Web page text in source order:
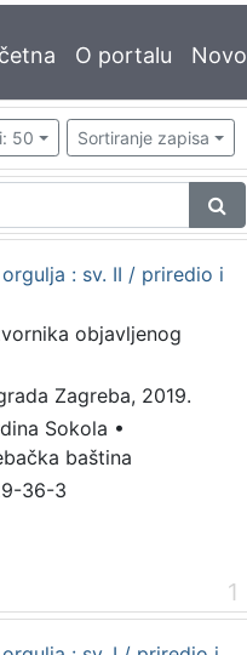
O portalu Novo
50 Sortiranje zapisa
: sv. II / priredio i
objavljenog
Zagreba, 2019.
Sokola •
baština
36-3
1